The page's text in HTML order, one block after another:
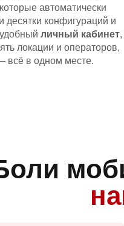
автоматически
конфигураций и
личный кабинет
локации и операторов,
всё в одном месте.